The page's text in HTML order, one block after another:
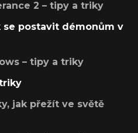
2 – tipy a triky
se postavit démonům v
– tipy a triky
jak přežít ve světě